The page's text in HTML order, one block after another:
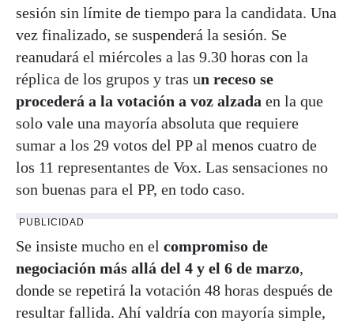
sesión sin límite de tiempo para la candidata. Una
vez finalizado, se suspenderá la sesión. Se
reanudará el miércoles a las 9.30 horas con la
réplica de los grupos y tras un receso se
procederá a la votación a voz alzada en la que
solo vale una mayoría absoluta que requiere
sumar a los 29 votos del PP al menos cuatro de
los 11 representantes de Vox. Las sensaciones no
son buenas para el PP, en todo caso.
PUBLICIDAD
Se insiste mucho en el compromiso de
negociación más allá del 4 y el 6 de marzo,
donde se repetirá la votación 48 horas después de
resultar fallida. Ahí valdría con mayoría simple,